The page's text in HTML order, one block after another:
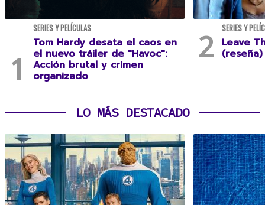
SERIES Y PELÍCULAS
Tom Hardy desata el caos en
el nuevo tráiler de "Havoc":
Acción brutal y crimen
organizado
SERIES Y
Leave
(reseña)
LO MÁS DESTACADO